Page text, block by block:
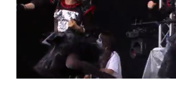
Powered by livedoor 相互RSS